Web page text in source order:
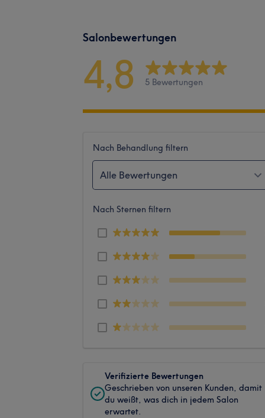
Salonbewertungen
4,8 5 Bewertungen
Nach Behandlung filtern
Alle Bewertungen
Nach Sternen filtern
Verifizierte Bewertungen
Geschrieben von unseren Kunden, damit
du weißt, was dich in jedem Salon
erwartet.